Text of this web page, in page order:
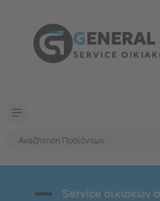
GENERAL
SERVICE
Service οικιακών